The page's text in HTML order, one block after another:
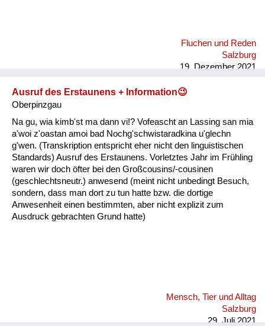
Fluchen und Reden
Salzburg
19. Dezember 2021
Ausruf des Erstaunens + Information😉
Oberpinzgau
Na gu, wia kimb'st ma dann vi!? Vofeascht an Lassing san mia
a'woi z'oastan amoi bad Nochg'schwistaradkina u'glechn
g'wen. (Transkription entspricht eher nicht den linguistischen
Standards) Ausruf des Erstaunens. Vorletztes Jahr im Frühling
waren wir doch öfter bei den Großcousins/-cousinen
(geschlechtsneutr.) anwesend (meint nicht unbedingt Besuch,
sondern, dass man dort zu tun hatte bzw. die dortige
Anwesenheit einen bestimmten, aber nicht explizit zum
Ausdruck gebrachten Grund hatte)
Mensch, Tier und Alltag
Salzburg
29. Juli 2021